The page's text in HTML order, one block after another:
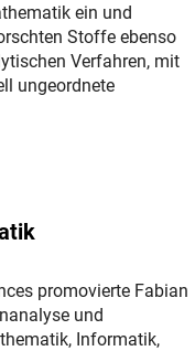
ein und
Stoffe ebenso
Verfahren, mit
ungeordnete
promovierte Fabian
und
Informatik,